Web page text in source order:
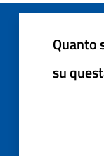
Quanto
su